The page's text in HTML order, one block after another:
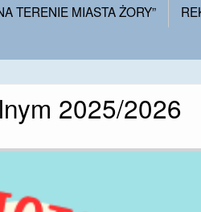
TERENIE MIASTA ŻORY”
2025/2026